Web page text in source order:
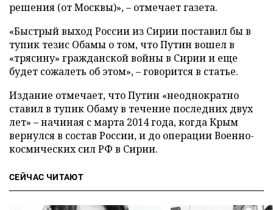
решения (от Москвы)», – отмечает газета.
«Быстрый выход России из Сирии поставил бы в
тупик тезис Обамы о том, что Путин вошел в
«трясину» гражданской войны в Сирии и еще
будет сожалеть об этом», – говорится в статье.
Издание отмечает, что Путин «неоднократно
ставил в тупик Обаму в течение последних двух
лет» – начиная с марта 2014 года, когда Крым
вернулся в состав России, и до операции Военно-
космических сил РФ в Сирии.
СЕЙЧАС ЧИТАЮТ